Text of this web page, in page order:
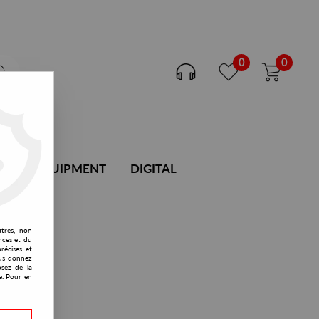
0 0
DJ EQUIPMENT DIGITAL
non
et du
et
donnez
de la
Pour en